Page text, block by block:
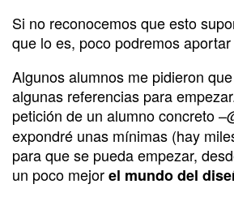
Si no reconocemos que esto
que lo es, poco podremos
Algunos alumnos me pidieron
algunas referencias para
petición de un alumno concreto –
expondré unas mínimas (hay
para que se pueda empezar,
un poco mejorel mundo del